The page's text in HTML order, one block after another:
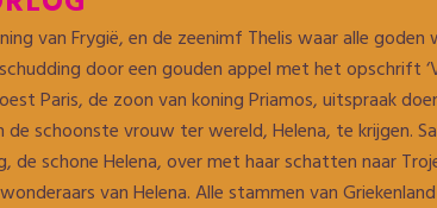
van Frygië, en de zeenimf Thelis waar alle
door een gouden appel met het opschrift
Paris, de zoon van koning Priamos, uitspraak
schoonste vrouw ter wereld, Helena, te krijgen.
de schone Helena, over met haar schatten naar
van Helena. Alle stammen van